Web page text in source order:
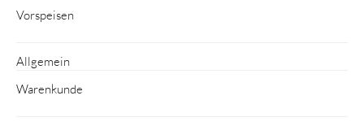
Vorspeisen
Allgemein
Warenkunde